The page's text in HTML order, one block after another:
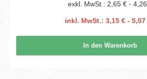
exkl. MwSt.: 2,65 € -
inkl. MwSt.: 3,15 € - 5,07
In den Warenkorb